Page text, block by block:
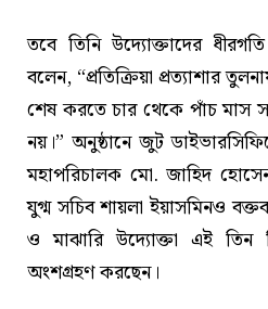
তবে তিনি উদ্যোক্তাদের
বলেন, “প্রতিক্রিয়া প্রত্যাশার
শেষ করতে চার থেকে পাঁচ মাস
নয়।” অনুষ্ঠানে জুট
মহাপরিচালক মো. জাহিদ
যুগ্ম সচিব শায়লা ইয়াসমিনও
ও মাঝারি উদ্যোক্তা এই তিন
অংশগ্রহণ করছেন।